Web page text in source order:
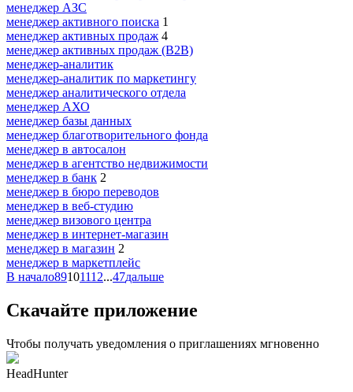
менеджер АЗС
менеджер активного поиска 1
менеджер активных продаж 4
менеджер активных продаж (B2B)
менеджер-аналитик
менеджер-аналитик по маркетингу
менеджер аналитического отдела
менеджер АХО
менеджер базы данных
менеджер благотворительного фонда
менеджер в автосалон
менеджер в агентство недвижимости
менеджер в банк 2
менеджер в бюро переводов
менеджер в веб-студию
менеджер визового центра
менеджер в интернет-магазин
менеджер в магазин 2
менеджер в маркетплейс
В начало89101112...47дальше
Скачайте приложение
Чтобы получать уведомления о приглашениях мгновенно
HeadHunter